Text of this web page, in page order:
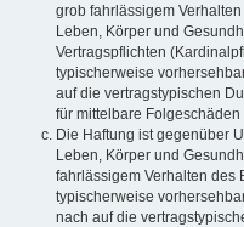
grob fahrlässigem
Leben, Körper und
Vertragspflichten
typischerweise
auf die vertragstypischen
für mittelbare
Die Haftung ist gegenüber
Leben, Körper und
fahrlässigem Verhalten des
typischerweise
nach auf die